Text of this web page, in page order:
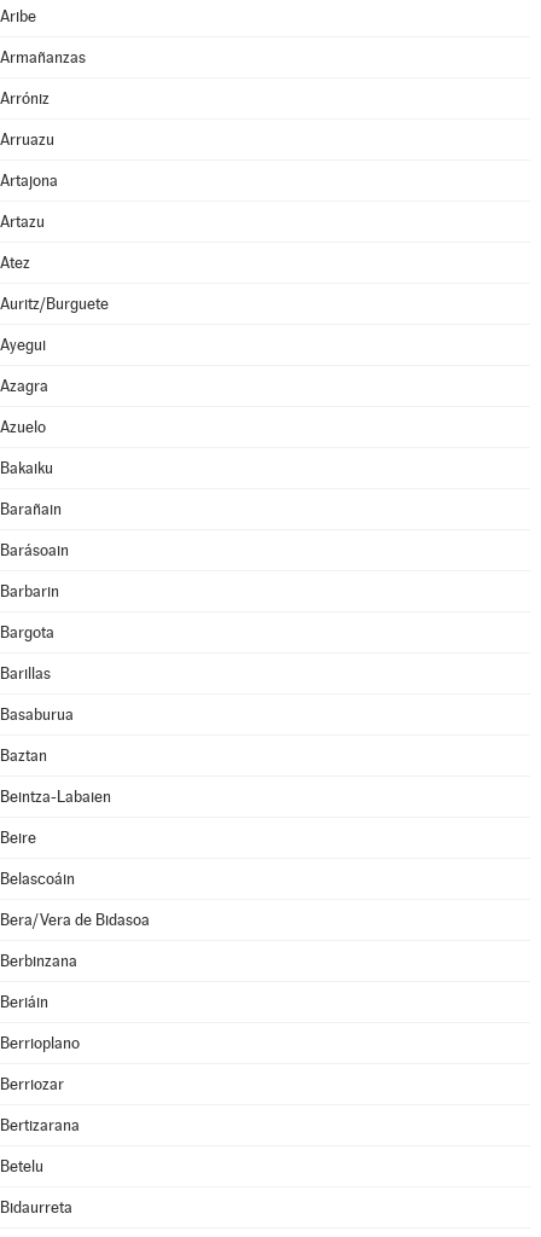
Aribe
Armañanzas
Arróniz
Arruazu
Artajona
Artazu
Atez
Auritz/Burguete
Ayegui
Azagra
Azuelo
Bakaiku
Barañain
Barásoain
Barbarin
Bargota
Barillas
Basaburua
Baztan
Beintza-Labaien
Beire
Belascoáin
Bera/Vera de Bidasoa
Berbinzana
Beriáin
Berrioplano
Berriozar
Bertizarana
Betelu
Bidaurreta